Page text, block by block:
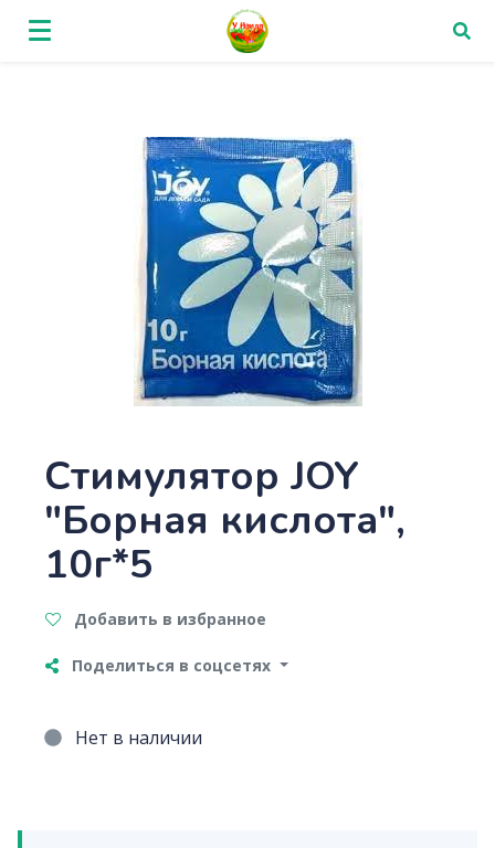
Стимулятор JOY
"Борная кислота",
10г*5
Добавить в избранное
Поделиться в соцсетях
Нет в наличии